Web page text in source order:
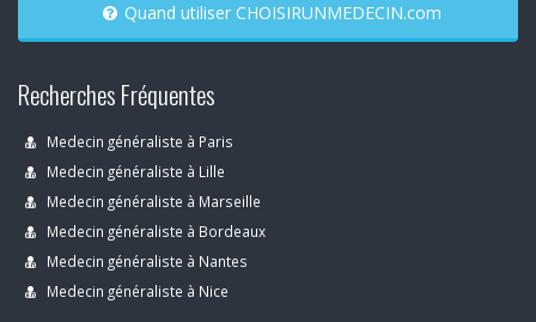
Quand utiliser CHOISIRUNMEDECIN.com
Recherches Fréquentes
Medecin généraliste à Paris
Medecin généraliste à Lille
Medecin généraliste à Marseille
Medecin généraliste à Bordeaux
Medecin généraliste à Nantes
Medecin généraliste à Nice